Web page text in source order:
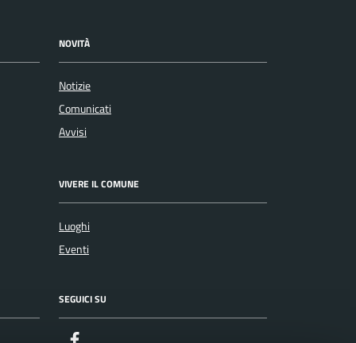
NOVITÀ
Notizie
Comunicati
Avvisi
VIVERE IL COMUNE
Luoghi
Eventi
SEGUICI SU